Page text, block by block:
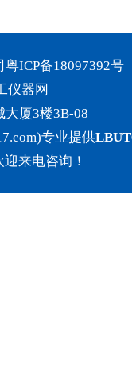
粤ICP备18097392号
仪器网
厦3楼3B-08
专业提供
来电咨询！